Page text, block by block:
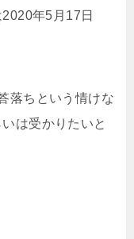
年5月17日
落ちという情けな
は受かりたいと